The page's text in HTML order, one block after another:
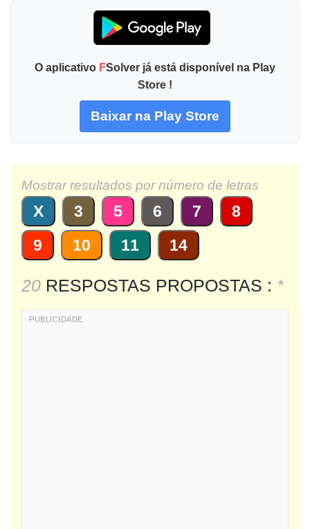
O aplicativo FSolver já está disponível na Play
Store !
Baixar na Play Store
Mostrar resultados por número de letras
X 3 5 6 7
8
9
10 11 14
20 RESPOSTAS PROPOSTAS : *